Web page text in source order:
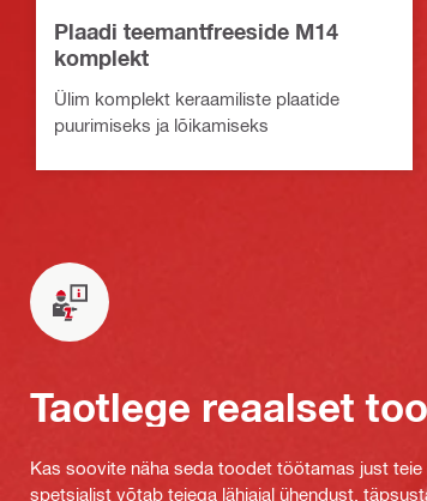
Plaadi teemantfreeside M14
komplekt
Ülim komplekt keraamiliste plaatide
puurimiseks ja lõikamiseks
Taotlege reaalset
Kas soovite näha seda toodet töötamas just
spetsialist võtab teiega lähiajal ühendust,